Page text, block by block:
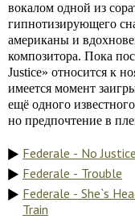
вокалом одной из
гипнотизирующего
американы и
композитора. Пока
Justice» относится к
имеется момент
ещё одного
но предпочтение в
Federale - No Justice
Federale - Trouble
Federale - She`s
Train